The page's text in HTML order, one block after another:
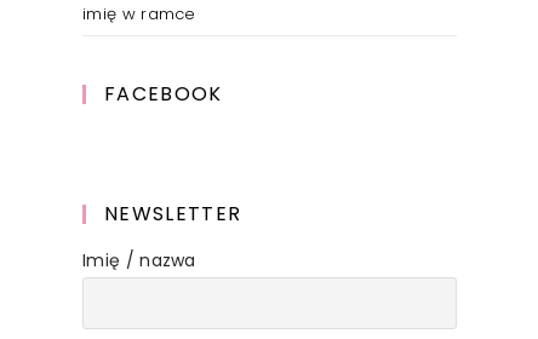
imię w ramce
FACEBOOK
NEWSLETTER
Imię / nazwa